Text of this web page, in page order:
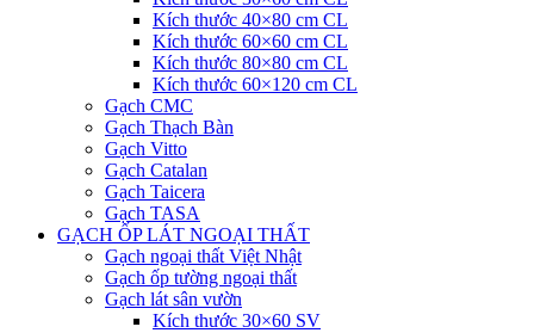
Kích thước 40×80 cm CL
Kích thước 60×60 cm CL
Kích thước 80×80 cm CL
Kích thước 60×120 cm CL
Gạch CMC
Gạch Thạch Bàn
Gạch Vitto
Gạch Catalan
Gạch Taicera
Gạch TASA
GẠCH ỐP LÁT NGOẠI THẤT
Gạch ngoại thất Việt Nhật
Gạch ốp tường ngoại thất
Gạch lát sân vườn
Kích thước 30×60 SV